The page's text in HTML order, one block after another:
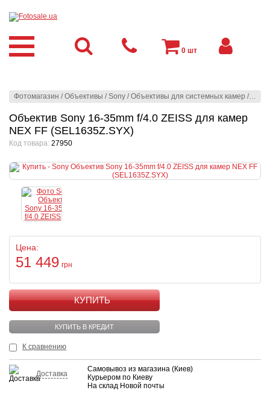
Фотомагазин /Объективы /Sony /Oбъективы для системных камер / Sony
Объектив Sony 16-35mm f/4.0 ZEISS для камер
NEX FF (SEL1635Z.SYX)
Код товара: 27950
Цена:
51 449 грн
КУПИТЬ
КУПИТЬ В КРЕДИТ
К сравнению
Доставка
Самовывоз из магазина (Киев)
Курьером по Киеву
На склад Новой почты
0 шт